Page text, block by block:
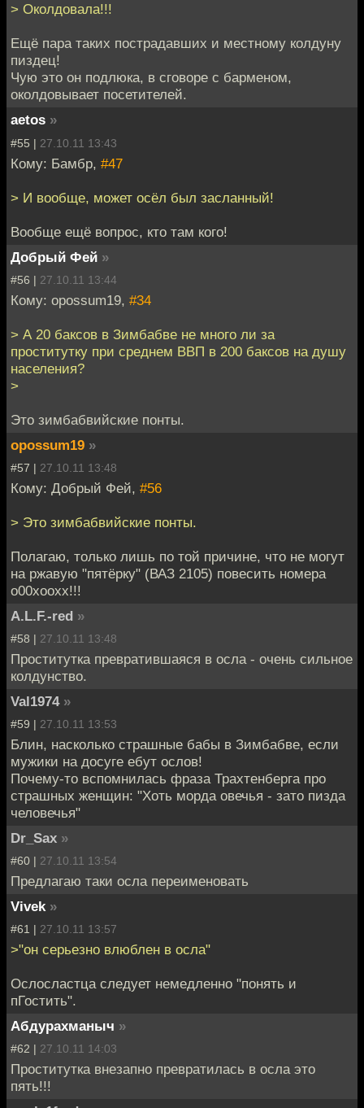
> Околдовала!!!
Ещё пара таких пострадавших и местному колдуну
пиздец!
Чую это он подлюка, в сговоре с барменом,
околдовывает посетителей.
aetos »
#55 | 27.10.11 13:43
Кому: Бамбр, #47
> И вообще, может осёл был засланный!
Вообще ещё вопрос, кто там кого!
Добрый Фей »
#56 | 27.10.11 13:44
Кому: opossum19, #34
> А 20 баксов в Зимбабве не много ли за
проститутку при среднем ВВП в 200 баксов на душу
населения?
>
Это зимбабвийские понты.
opossum19 »
#57 | 27.10.11 13:48
Кому: Добрый Фей, #56
> Это зимбабвийские понты.
Полагаю, только лишь по той причине, что не могут
на ржавую "пятёрку" (ВАЗ 2105) повесить номера
о00хоохх!!!
A.L.F.-red »
#58 | 27.10.11 13:48
Проститутка превратившаяся в осла - очень сильное
колдунство.
Val1974 »
#59 | 27.10.11 13:53
Блин, насколько страшные бабы в Зимбабве, если
мужики на досуге ебут ослов!
Почему-то вспомнилась фраза Трахтенберга про
страшных женщин: "Хоть морда овечья - зато пизда
человечья"
Dr_Sax »
#60 | 27.10.11 13:54
Предлагаю таки осла переименовать
Vivek »
#61 | 27.10.11 13:57
>"он серьезно влюблен в осла"
Ослосластца следует немедленно "понять и
пГостить".
Абдурахманыч »
#62 | 27.10.11 14:03
Проститутка внезапно превратилась в осла это
пять!!!